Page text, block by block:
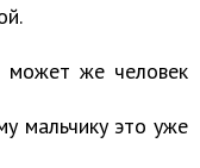
же человек
мальчику это уже